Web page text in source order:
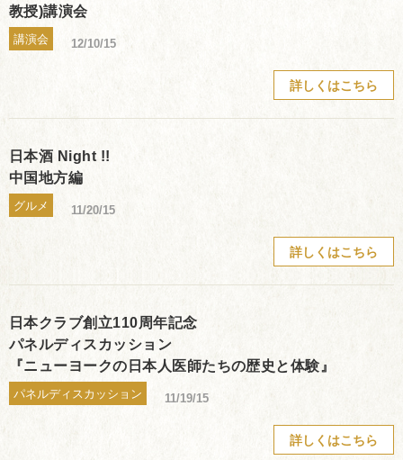
教授)講演会
講演会 12/10/15
詳しくはこちら
日本酒 Night !!
中国地方編
グルメ 11/20/15
詳しくはこちら
日本クラブ創立110周年記念
パネルディスカッション
『ニューヨークの日本人医師たちの歴史と体験』
パネルディスカッション 11/19/15
詳しくはこちら